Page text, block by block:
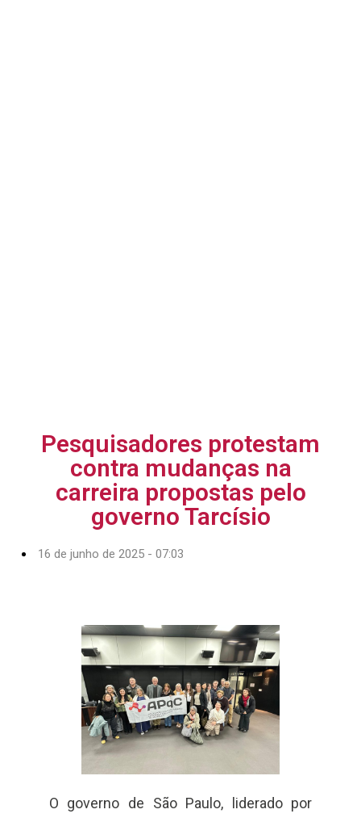
Pesquisadores protestam
contra mudanças na
carreira propostas pelo
governo Tarcísio
16 de junho de 2025 - 07:03
O governo de São Paulo, liderado por